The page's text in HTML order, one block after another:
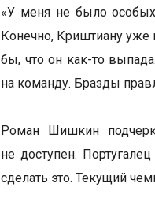
«У меня не было особых
Конечно, Криштиану уже
бы, что он как-то
на команду. Бразды
Роман Шишкин
не доступен.
сделать это. Текущий